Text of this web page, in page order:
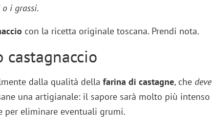
o i grassi.
con la ricetta originale toscana. Prendi nota.
dalla qualità della farina di castagne, che deve
una artigianale: il sapore sarà molto più intenso
per eliminare eventuali grumi.